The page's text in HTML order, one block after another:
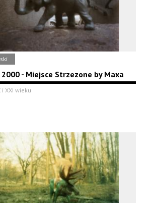
- Miejsce Strzezone by Maxa
i XXI wieku